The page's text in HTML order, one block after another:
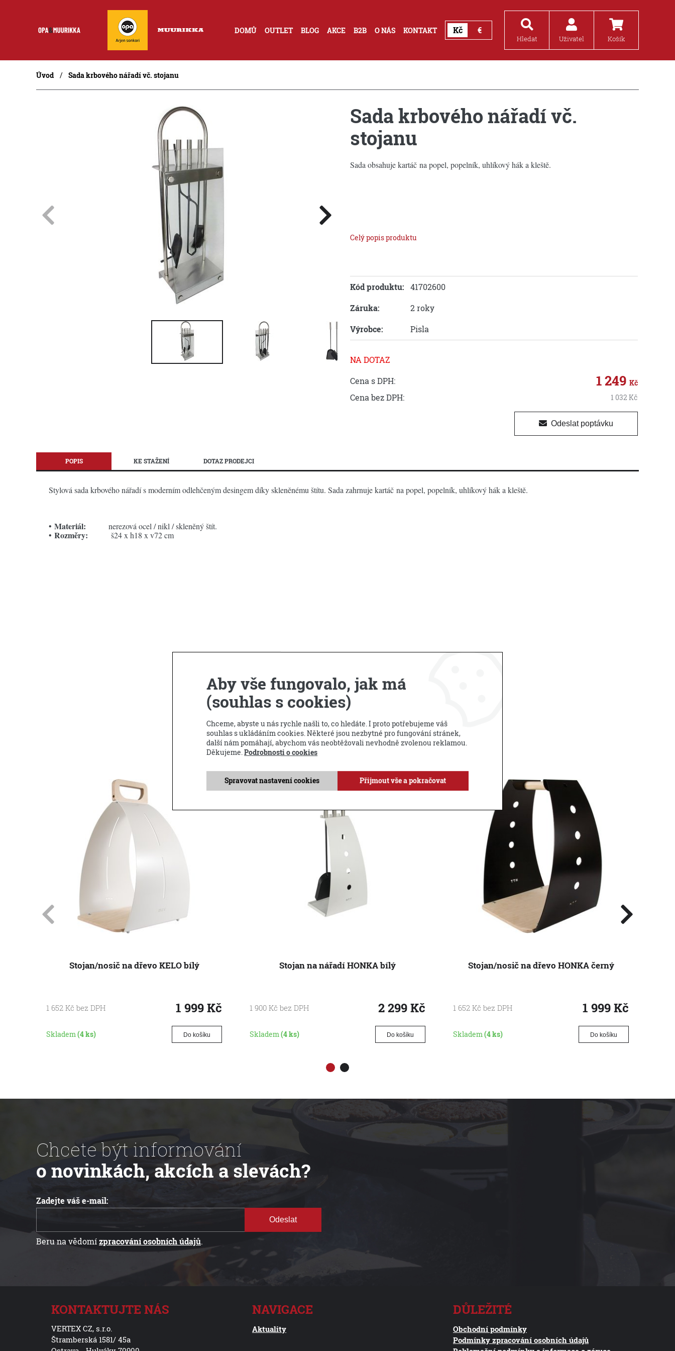
DOMŮ OUTLET BLOG AKCE B2B O NÁS KONTAKT Kč €
Hledat Uživatel Košík
Úvod Sada krbového nářadí vč. stojanu
Sada krbového nářadí vč.
stojanu
Sada obsahuje kartáč na popel, popelník, uhlíkový hák a kleště.
Celý popis produktu
Kód produktu: 41702600
Záruka:
2 roky
Výrobce:
Pisla
NA DOTAZ
Cena s DPH:
1 249 Kč
Cena bez DPH: 1 032 Kč
Odeslat poptávku
POPIS KE STAŽENÍ DOTAZ PRODEJCI
Stylová sada krbového nářadí s moderním odlehčeným desingem díky skleněnému štítu. Sada zahrnuje kartáč na popel, popelník, uhlíkový hák a kleště.
• Materiál: nerezová ocel / nikl / skleněný štít.
• Rozměry: š24 x h18 x v72 cm
Příbuzné produkty
Stojan/nosič na dřevo KELO bílý
1 652 Kč bez DPH 1 999Kč
Skladem(4 ks) Do košíku
Stojan na nářadí HONKA bílý
1 900 Kč bez DPH 2 299Kč
Skladem(4 ks) Do košíku
Stojan/nosič na dřevo HONKA černý
1 652 Kč bez DPH 1 999Kč
Skladem(4 ks) Do košíku
Chcete být informování
o novinkách, akcích a slevách?
Zadejte váš e-mail:
Odeslat
Beru na vědomízpracování osobních údajů.
KONTAKTUJTE NÁS
VERTEX CZ, s.r.o.
Štramberská 1581/ 45a
NAVIGACE
Aktuality
DŮLEŽITÉ
Obchodní podmínky
Podmínky zpracování osobních údajů
Aby vše fungovalo, jak má
(souhlas s cookies)
Chceme, abyste u nás rychle našli to, co hledáte. I proto potřebujeme váš
souhlas s ukládáním cookies. Některé jsou nezbytné pro fungování stránek,
další nám pomáhají, abychom vás neobtěžovali nevhodně zvolenou reklamou.
Děkujeme.Podrobnosti o cookies
Spravovat nastavení cookies Přijmout vše a pokračovat